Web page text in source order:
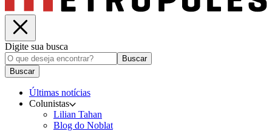
Digite sua busca
Buscar
Buscar
Últimas notícias
Colunistas
Lilian Tahan
Blog do Noblat